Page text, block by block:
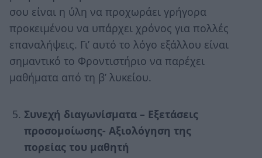
σου είναι η ύλη να προχωράει γρήγορα
προκειμένου να υπάρχει χρόνος για πολλές
επαναλήψεις. Γι’ αυτό το λόγο εξάλλου είναι
σημαντικό το Φροντιστήριο να παρέχει
μαθήματα από τη β’ λυκείου.
Συνεχή διαγωνίσματα – Εξετάσεις
προσομοίωσης- Αξιολόγηση της
πορείας του μαθητή